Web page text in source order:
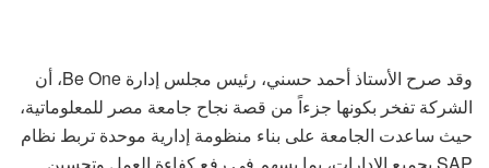
وقد صرح الأستاذ أحمد حسني، رئيس مجلس إدارة Be One، أن
الشركة تفخر بكونها جزءاً من قصة نجاح جامعة مصر للمعلوماتية،
حيث ساعدت الجامعة على بناء منظومة إدارية موحدة تربط نظام